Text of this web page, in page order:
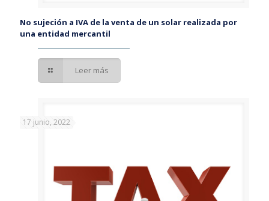
No sujeción a IVA de la venta de un solar realizada por
una entidad mercantil
Leer más
17 junio, 2022